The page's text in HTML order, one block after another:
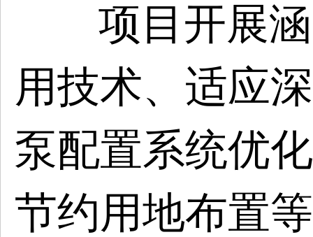
项目开展
用技术、适应
泵配置系统优
节约用地布置